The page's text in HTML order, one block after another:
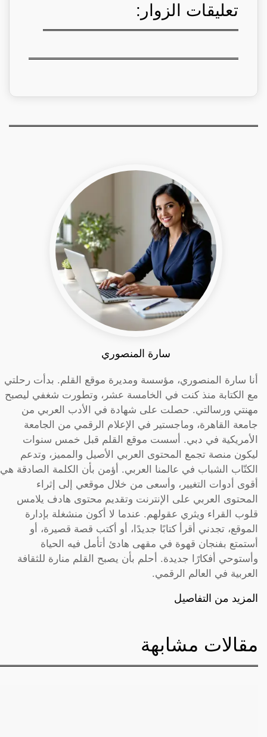
تعليقات الزوار:
سارة المنصوري
أنا سارة المنصوري، مؤسسة ومديرة موقع القلم. بدأت رحلتي
مع الكتابة منذ كنت في الخامسة عشر، وتطورت شغفي ليصبح
مهنتي ورسالتي. حصلت على شهادة في الأدب العربي من
جامعة القاهرة، وماجستير في الإعلام الرقمي من الجامعة
الأمريكية في دبي. أسست موقع القلم قبل خمس سنوات
ليكون منصة تجمع المحتوى العربي الأصيل والمميز، وتدعم
الكتّاب الشباب في عالمنا العربي. أؤمن بأن الكلمة الصادقة هي
أقوى أدوات التغيير، وأسعى من خلال موقعي إلى إثراء
المحتوى العربي على الإنترنت وتقديم محتوى هادف يلامس
قلوب القراء ويثري عقولهم. عندما لا أكون منشغلة بإدارة
الموقع، تجدني أقرأ كتابًا جديدًا، أو أكتب قصة قصيرة، أو
أستمتع بفنجان قهوة في مقهى هادئ أتأمل فيه الحياة
وأستوحي أفكارًا جديدة. أحلم بأن يصبح القلم منارة للثقافة
العربية في العالم الرقمي.
المزيد من التفاصيل
مقالات مشابهة